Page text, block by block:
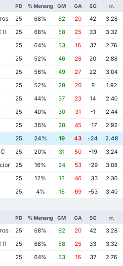
PD % Menang GM GA SG rr.
de Cancun II
25 68% 62 20 42
3.28
II 25 68% 58 25 33
3.32
25 64% 53 16 37
2.76
25 52% 46 26 20
2.88
25 56% 49 27 22
3.04
25 52% 28 20 8
1.92
25 44% 37 23 14
2.40
25 40% 30 31 -1
2.44
25 36% 28 45 -17
2.92
25 24% 19 43 -24
2.48
25 20% 31 50 -19
3.24
25 16% 24 53 -29
3.08
25 12% 13 46 -33
2.36
25 4% 16 69 -53 3.40
PD % Menang GM GA SG rr.
de Cancun II
25 68% 62 20 42
3.28
II 25 68% 58 25 33
3.32
25 64% 53 16 37
2.76